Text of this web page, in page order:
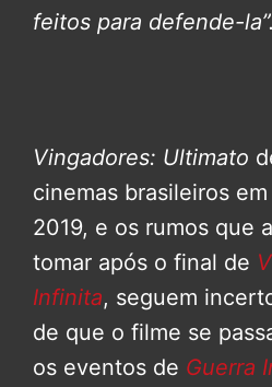
feitos para defende-la”.
Vingadores: Ultimato
cinemas brasileiros
2019, e os rumos que
tomar após o final de
Infinita, seguem
de que o filme se
os eventos de Guerra